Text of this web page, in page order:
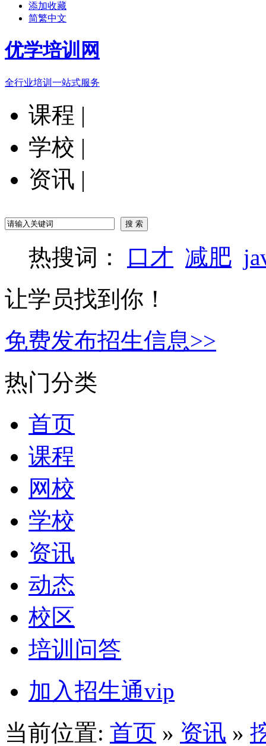
添加收藏
简繁中文
优学培训网
全行业培训一站式服务
课程 |
学校 |
资讯 |
热搜词： 口才 减肥
让学员找到你！
免费发布招生信息>>
热门分类
首页
课程
网校
学校
资讯
动态
校区
培训问答
加入招生通vip
当前位置: 首页 » 资讯 »